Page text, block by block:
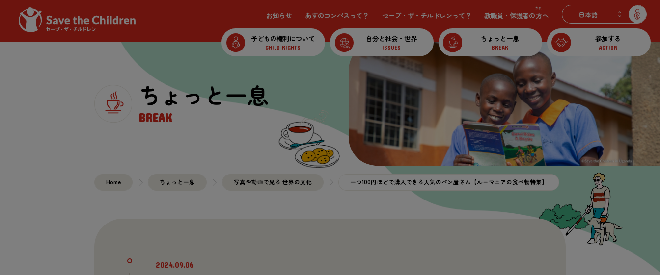
子どもの権利について
CHILD RIGHTS
自分と社会・ 世界
ISSUES
ちょっと一息
BREAK
参加する
ACTION
お知らせ あすのコンパスって？ セーブ・ザ・チルドレンって？ 教職員 ・保護者の方
かた
へ
ちょっと一息
BREAK
Home ちょっと一息 写真や動画で見る 世界の文化 一つ100円ほどで購入できる人気のパン屋さん【ルーマニアの食べ物特集】
2024.09.06